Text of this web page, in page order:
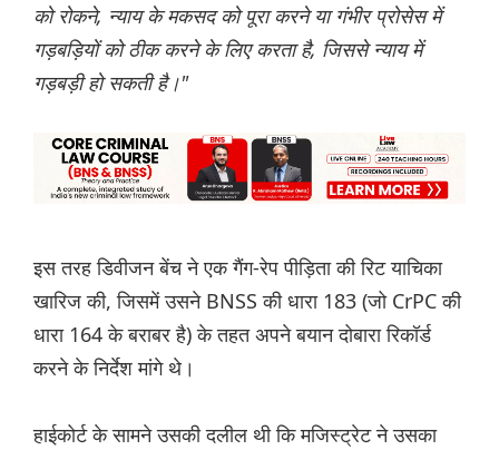
को रोकने, न्याय के मकसद को पूरा करने या गंभीर प्रोसेस में
गड़बड़ियों को ठीक करने के लिए करता है, जिससे न्याय में
गड़बड़ी हो सकती है।"
इस तरह डिवीजन बेंच ने एक गैंग-रेप पीड़िता की रिट याचिका
खारिज की, जिसमें उसने BNSS की धारा 183 (जो CrPC की
धारा 164 के बराबर है) के तहत अपने बयान दोबारा रिकॉर्ड
करने के निर्देश मांगे थे।
हाईकोर्ट के सामने उसकी दलील थी कि मजिस्ट्रेट ने उसका